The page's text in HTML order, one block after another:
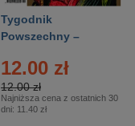
Tygodnik
Powszechny –
12.00 zł
12.00 zł
Najniższa cena z ostatnich 30
dni: 11.40 zł